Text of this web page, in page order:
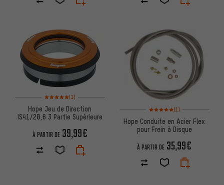
Note moyenne : 5 sur 5 d'après 1 avis
(1)
Hope Jeu de Direction
IS41/28,6 3 Partie Supérieure
À PARTIR DE 39,99€
Note moyenne : 5 sur 5
(1)
Hope Conduite en Acier Flex
pour Frein à Disque
À PARTIR DE 35,99€